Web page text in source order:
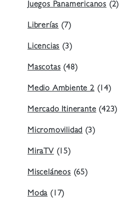
Juegos Panamericanos (2)
Librerías(7)
Licencias(3)
Mascotas(48)
Medio Ambiente 2(14)
Mercado Itinerante(423)
Micromovilidad(3)
MiraTV(15)
Misceláneos(65)
Moda(17)